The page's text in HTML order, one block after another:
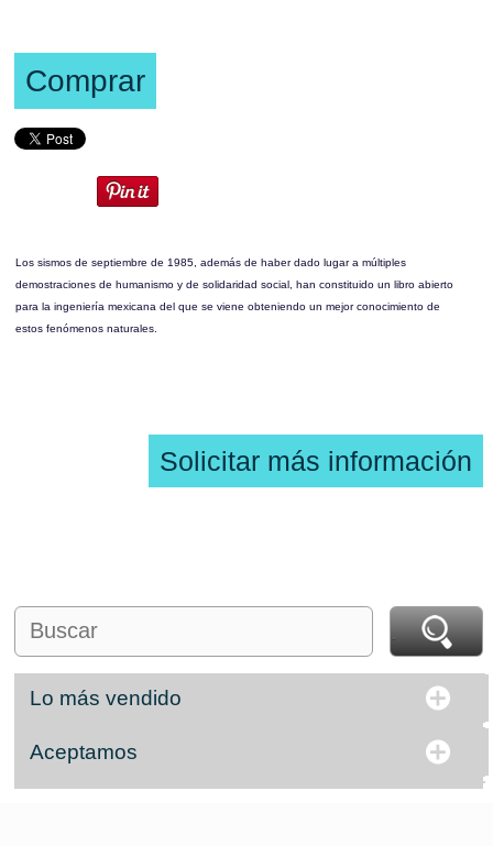
Comprar
Los sismos de septiembre de 1985, además de haber dado lugar a múltiples
demostraciones de humanismo y de solidaridad social, han constituido un libro abierto
para la ingeniería mexicana del que se viene obteniendo un mejor conocimiento de
estos fenómenos naturales
Solicitar más información
Lo más vendido
Aceptamos